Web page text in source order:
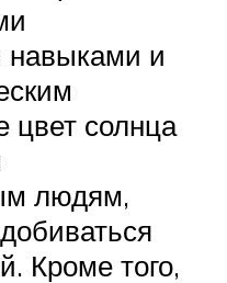
навыками и
цвет солнца
людям,
Кроме того,